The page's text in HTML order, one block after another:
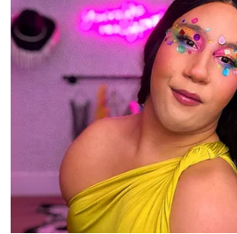
ल
क्रि
के
0